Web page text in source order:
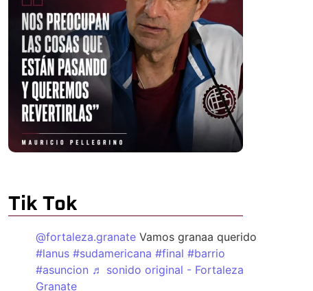
Tik Tok
@fortaleza.granate Vamos granaa querido
#lanus #sudamericana #final #barrio
#asuncion ♬ sonido original - Fortaleza
Granate